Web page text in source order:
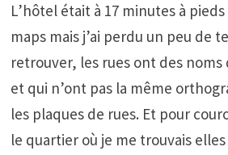
L’hôtel était à 17 minutes à
maps mais j’ai perdu un peu de
retrouver, les rues ont des
et qui n’ont pas la même
les plaques de rues. Et pour
le quartier où je me trouvais